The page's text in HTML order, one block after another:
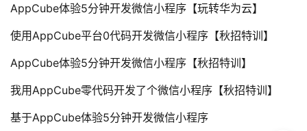
AppCube体验5分钟开发微信小程序【玩转华为云】
使用AppCube平台0代码开发微信小程序【秋招特训】
AppCube体验5分钟开发微信小程序【秋招特训】
我用AppCube零代码开发了个微信小程序【秋招特训】
基于AppCube体验5分钟开发微信小程序